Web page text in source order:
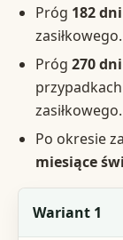
Próg 182 dni
zasiłkowego.
Próg 270 dni
zasiłkowego.
Po okresie
miesiące
Wariant
Wariant 1